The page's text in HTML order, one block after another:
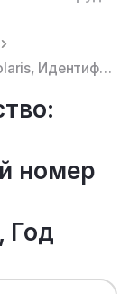
транспортное средство: Hyundai Solaris, Идентификационный номер (VIN номер): Z94CT41CBFR408197, Год ...
номер
Год